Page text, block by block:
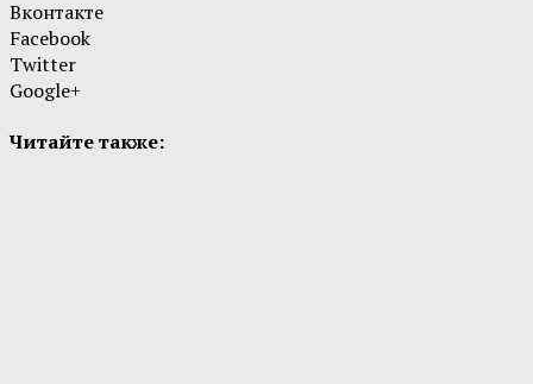
Вконтакте
Facebook
Twitter
Google+
Читайте также: